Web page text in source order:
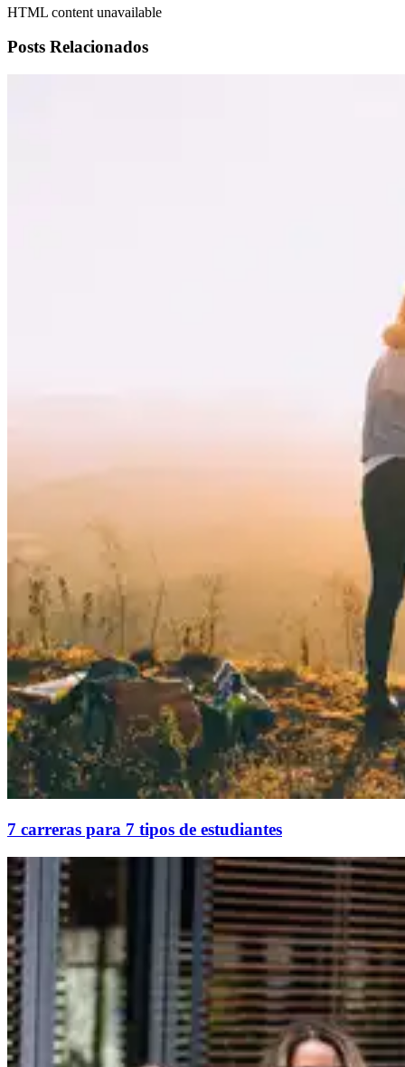
HTML content unavailable
Posts Relacionados
7 carreras para 7 tipos de estudiantes